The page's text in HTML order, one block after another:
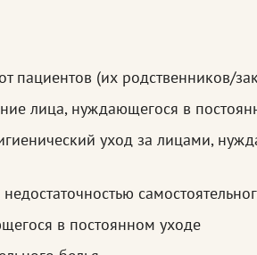
пациентов (их родственников/
лица, нуждающегося в
уход за лицами,
в постоянном уходе